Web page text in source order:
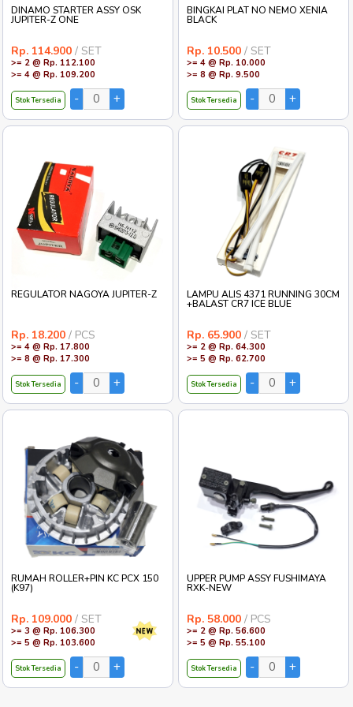
JUPITER-Z ONE
Rp. 114.900 / SET
>= 2 @ Rp. 112.100
>= 4 @ Rp. 109.200
Stok Tersedia
BINGKAI PLAT NO NEMO XENIA
Rp. 10.500 / SET
>= 4 @ Rp. 10.000
>= 8 @ Rp. 9.500
Stok Tersedia
REGULATOR NAGOYA JUPITER-Z
Rp. 18.200 / PCS
>= 4 @ Rp. 17.800
>= 8 @ Rp. 17.300
Stok Tersedia
Rp. 65.900
>= 2 @ Rp. 64.300
>= 5 @ Rp. 62.700
Stok Tersedia